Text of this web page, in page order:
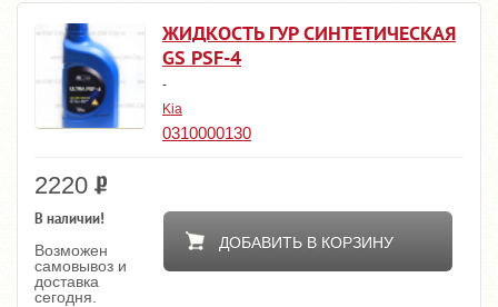
ЖИДКОСТЬ ГУР СИНТЕТИЧЕСКАЯ
GS PSF-4
-
Kia
0310000130
2220
ДОБАВИТЬ В КОРЗИНУ
В наличии!
Возможен
самовывоз и
доставка
сегодня.